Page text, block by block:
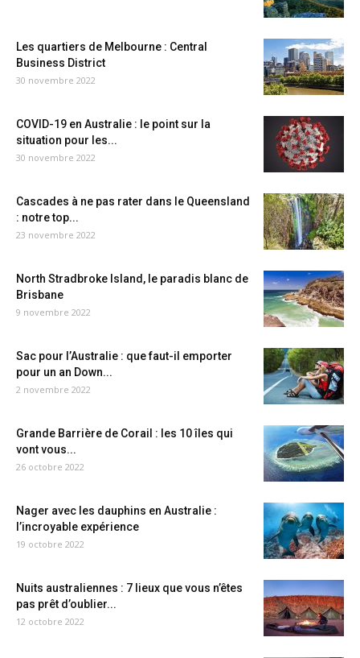
Les quartiers de Melbourne : Central
Business District
30 novembre 2022
COVID-19 en Australie : le point sur la
situation pour les...
30 novembre 2022
Cascades à ne pas rater dans le Queensland
: notre top...
23 novembre 2022
North Stradbroke Island, le paradis blanc de
Brisbane
9 novembre 2022
Sac pour l’Australie : que faut-il emporter
pour un an Down...
2 novembre 2022
Grande Barrière de Corail : les 10 îles qui
vont vous...
26 octobre 2022
Nager avec les dauphins en Australie :
l’incroyable expérience
19 octobre 2022
Nuits australiennes : 7 lieux que vous n’êtes
pas prêt d’oublier...
12 octobre 2022